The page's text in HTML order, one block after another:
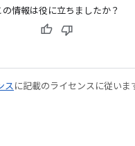
の情報は役に立ちましたか？
スに記載のライセンスに従い